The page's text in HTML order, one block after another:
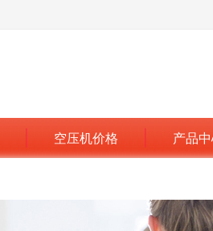
空压机价格 产品